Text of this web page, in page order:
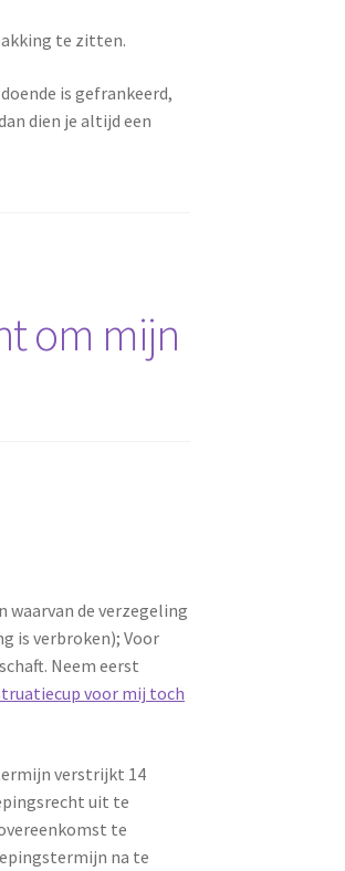
te zitten.
is gefrankeerd,
dien je altijd een
om mijn
waarvan de verzegeling
is verbroken); Voor
Neem eerst
voor mij toch
verstrijkt 14
uit te
te
na te